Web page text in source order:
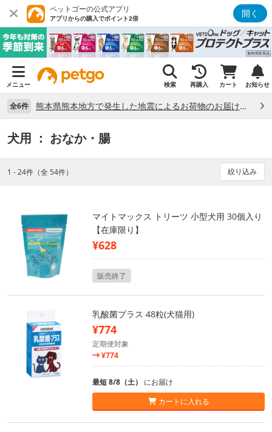
ペットゴーの公式アプリ
アプリからの購入でポイント2倍 開く
メニュー 検索 再購入 カート お知らせ
全6件 熊本県熊本地方で発生した地震によるお荷物のお届け状況について （7/28）
犬用 ： おなか・腸
1 - 24件（全 54件） 絞り込み
マイトマックス トリーツ 小型犬用 30個入り
【在庫限り】
¥628
販売終了
乳酸菌プラス 48粒(犬猫用)
¥774
定期便対象
¥774
最短 8/8（土） にお届け
カートに入れる